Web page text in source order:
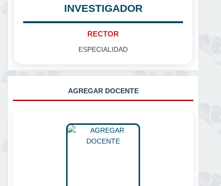
INVESTIGADOR
RECTOR
ESPECIALIDAD
AGREGAR DOCENTE